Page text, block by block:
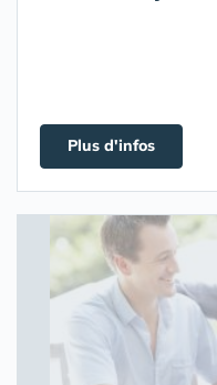
Plus d'infos